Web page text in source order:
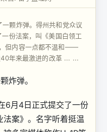
颗炸弹。得州共和党众议
份法案，叫《美国白领工
但内容一点都不温和——
年来最激进的改革 ... ...
炸弹。
6月4日正式提交了一份
案》。名字听着挺温